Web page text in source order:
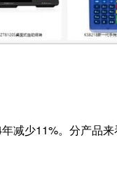
减少11%。分产品来